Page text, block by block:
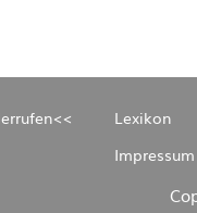
Lexikon
Impressum